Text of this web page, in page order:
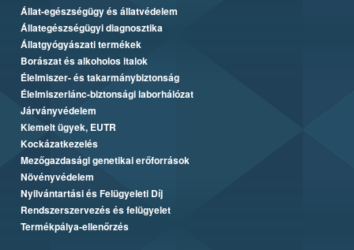
Állat-egészségügy és állatvédelem
Állategészségügyi diagnosztika
Állatgyógyászati termékek
Borászat és alkoholos italok
Élelmiszer- és takarmánybiztonság
Élelmiszerlánc-biztonsági laborhálózat
Járványvédelem
Kiemelt ügyek, EUTR
Kockázatkezelés
Mezőgazdasági genetikai erőforrások
Növényvédelem
Nyilvántartási és Felügyeleti Díj
Rendszerszervezés és felügyelet
Termékpálya-ellenőrzés